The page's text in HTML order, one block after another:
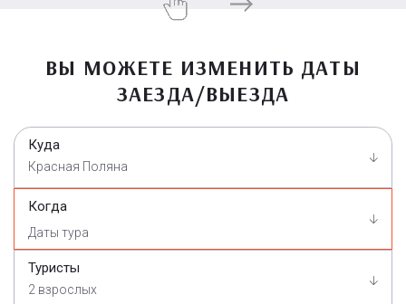
ВЫ МОЖЕТЕ ИЗМЕНИТЬ ДАТЫ
ЗАЕЗДА/ВЫЕЗДА
Куда
Красная Поляна
Когда
Туристы
2 взрослых